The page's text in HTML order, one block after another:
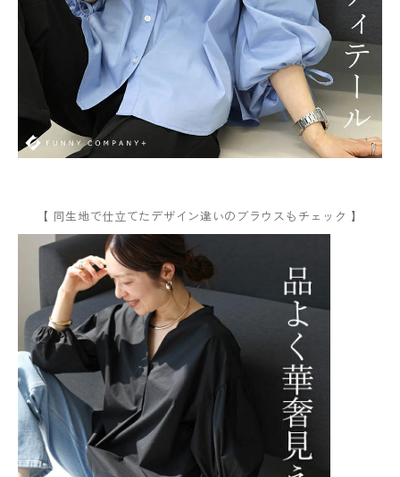
【 同生地で仕立てたデザイン違いのブラウスもチェック 】